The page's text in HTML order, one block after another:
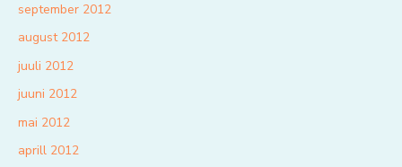
september 2012
august 2012
juuli 2012
juuni 2012
mai 2012
aprill 2012